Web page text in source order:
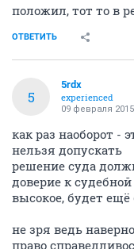
положил, тот то в
ОТВЕТИТЬ
5
5rdx
experienced
09 февраля 2015
как раз наоборот -
нельзя допускать
решение суда
доверие к
высокое, будет
не зря ведь
право